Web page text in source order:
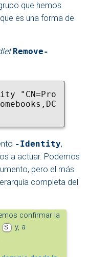
que hemos
es una forma de
Remove-
"CN=Pro
-Identity,
a actuar. Podemos
pero el más
completa del
confirmar la
S
y, a